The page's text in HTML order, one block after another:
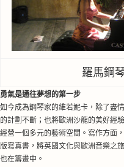
羅馬鋼
勇氣是通往夢想的第一步
如今成為鋼琴家的維若妮卡，除了盡
的計劃不斷；也將歐洲沙龍的美好經
經營一個多元的藝術空間。 寫作方面
版寫真書，將英國文化與歐洲音樂之
也在籌畫中。